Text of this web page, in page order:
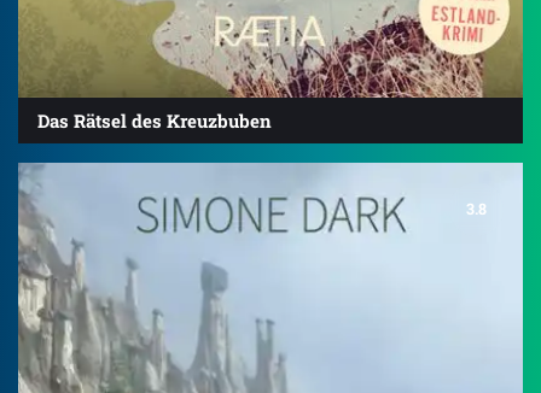
Das Rätsel des Kreuzbuben
3.8